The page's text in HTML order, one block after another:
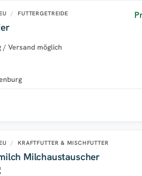
/ FUTTERGETREIDE
/ Versand möglich
/ KRAFTFUTTER & MISCHFUTTER
Milchaustauscher